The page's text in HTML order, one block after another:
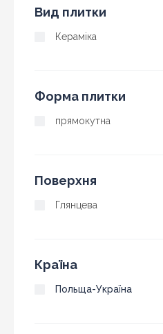
Вид плитки
Кераміка
Форма плитки
прямокутна
Поверхня
Глянцева
Країна
Польща-Україна